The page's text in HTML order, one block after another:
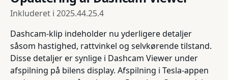
Inkluderet i 2025.44.25.4
Dashcam-klip indeholder nu yderligere detaljer
såsom hastighed, rattvinkel og selvkørende tilstand.
Disse detaljer er synlige i Dashcam Viewer under
afspilning på bilens display. Afspilning i Tesla-appen